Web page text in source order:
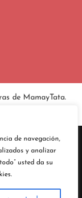
de navegación,
y analizar
usted da su
de MamayTata.